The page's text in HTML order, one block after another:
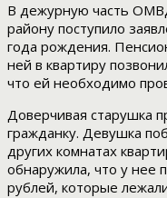
В дежурную часть
району поступило
года рождения.
ней в квартиру
что ей необходимо
Доверчивая старушка
гражданку. Девушка
других комнатах
обнаружила, что у нее
рублей, которые